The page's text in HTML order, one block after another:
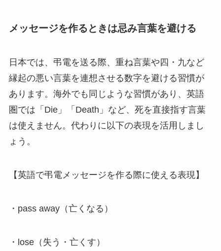
メッセージを作るときは忌み言葉を避ける
日本では、弔電を送る際、重ね言葉や四・九など
縁起の悪い言葉を連想させる数字を避ける習慣が
あります。海外でも同じような習慣があり、英語
圏では「Die」「Death」など、死を直接指す言葉
は使えません。代わりに以下の表現を活用しまし
ょう。
【英語で弔電メッセージを作る際に使える表現】
・pass away（亡くなる）
・lose（失う・亡くす）